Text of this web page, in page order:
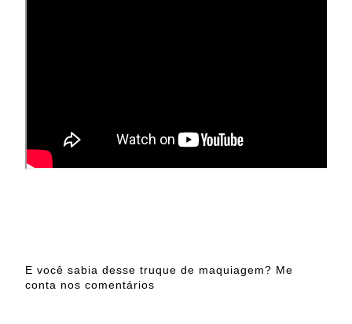
E você sabia desse truque de maquiagem? Me
conta nos comentários